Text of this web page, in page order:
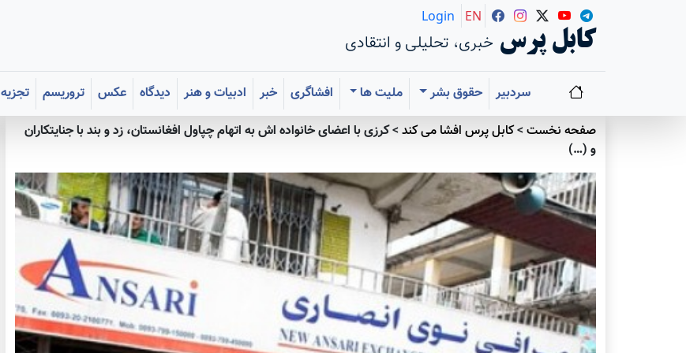
کابل پرس خبری، تحلیلی و انتقادی
Login EN
سردبیر حقوق بشر ملیت ها افشاگری خبر ادبیات و هنر دیدگاه عکس تروریسم تجزیه
صفحه نخست>کابل پرس افشا می کند>کرزی با اعضای خانواده اش به اتهام چپاول افغانستان، زد و بند با جنایتکاران
و (…)